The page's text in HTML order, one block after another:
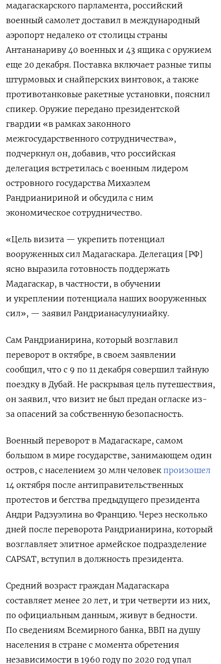
мадагаскарского парламента, российский
военный самолет доставил в международный
аэропорт недалеко от столицы страны
Антананариву 40 военных и 43 ящика с оружием
еще 20 декабря. Поставка включает разные типы
штурмовых и снайперских винтовок, а также
противотанковые ракетные установки, пояснил
спикер. Оружие передано президентской
гвардии «в рамках законного
межгосударственного сотрудничества»,
подчеркнул он, добавив, что российская
делегация встретилась с военным лидером
островного государства Михаэлем
Рандрианириной и обсудила с ним
экономическое сотрудничество.
«Цель визита — укрепить потенциал
вооруженных сил Мадагаскара. Делегация [РФ]
ясно выразила готовность поддержать
Мадагаскар, в частности, в обучении
и укреплении потенциала наших вооруженных
сил», — заявил Рандрианасулуниайку.
Сам Рандрианирина, который возглавил
переворот в октябре, в своем заявлении
сообщил, что с 9 по 11 декабря совершил тайную
поездку в Дубай. Не раскрывая цель путешествия,
он заявил, что визит не был предан огласке из-
за опасений за собственную безопасность.
Военный переворот в Мадагаскаре, самом
большом в мире государстве, занимающем один
остров, с населением 30 млн человек произошел
14 октября после антиправительственных
протестов и бегства предыдущего президента
Андри Радзуэлина во Францию. Через несколько
дней после переворота Рандрианирина, который
возглавляет элитное армейское подразделение
CAPSAT, вступил в должность президента.
Средний возраст граждан Мадагаскара
составляет менее 20 лет, и три четверти из них,
по официальным данным, живут в бедности.
По сведениям Всемирного банка, ВВП на душу
населения в стране с момента обретения
независимости в 1960 году по 2020 год упал